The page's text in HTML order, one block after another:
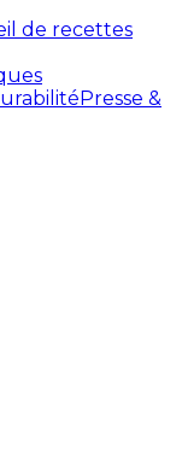
de recettes
Presse &